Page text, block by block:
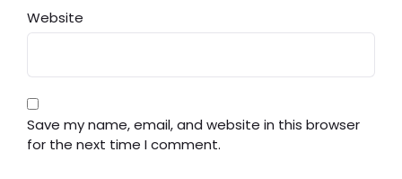
Website
Save my name, email, and website in this browser
for the next time I comment.